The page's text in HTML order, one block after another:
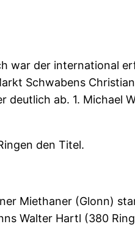
war der international
Schwabens
ab. 1. Michael
den Titel.
Miethaner (Glonn)
Walter Hartl (380